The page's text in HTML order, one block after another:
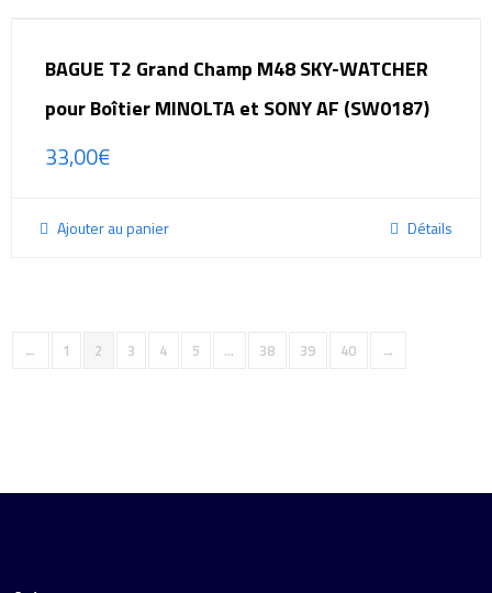
BAGUE T2 Grand Champ M48 SKY-WATCHER
pour Boîtier MINOLTA et SONY AF (SW0187)
33,00€
Ajouter au panier Détails
← 1 2 3 4 5 … 38 39 40 →